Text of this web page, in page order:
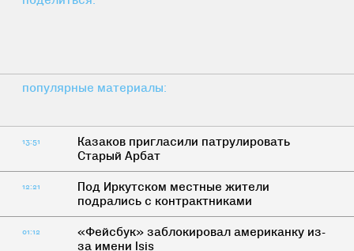
популярные материалы:
13:51
Казаков пригласили патрулировать
Старый Арбат
12:21
Под Иркутском местные жители
подрались с контрактниками
01:12
«Фейсбук» заблокировал американку из-
за имени Isis